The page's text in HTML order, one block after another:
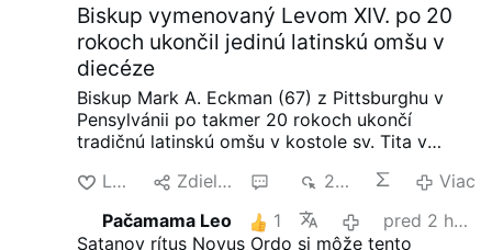
Biskup vymenovaný Levom XIV. po 20
rokoch ukončil jedinú latinskú omšu v
diecéze
Biskup Mark A. Eckman (67) z Pittsburghu v
Pensylvánii po takmer 20 rokoch ukončí
tradičnú latinskú omšu v kostole sv. Tita v
menovaný za pomocného biskupa v
Pittsburghu. V júni 2025 ho Leo XIV. povýšil na
biskupa v Pittsburghu.
V liste z 7. augusta
Lajk Zdielať 208
Viac
Pačamama Leo
1
pred 2 hodinami
Satanov rítus Novus Ordo si môže tento